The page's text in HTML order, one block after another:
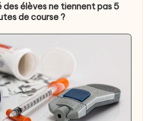
des élèves ne tiennent pas 5
de course ?